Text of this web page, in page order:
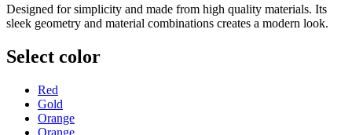
Designed for simplicity and made from high quality materials. Its
sleek geometry and material combinations creates a modern look.
Select color
Red
Gold
Orange
Orange